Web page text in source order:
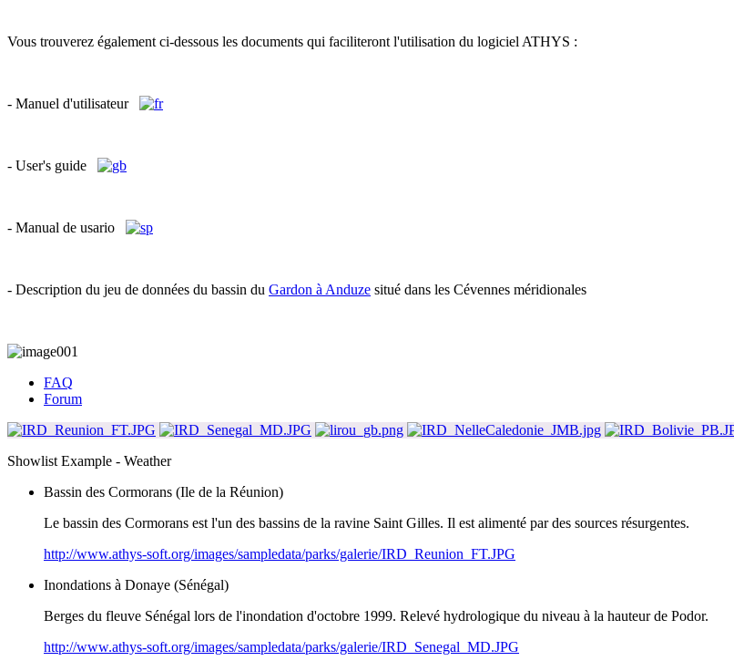
Vous trouverez également ci-dessous les documents qui faciliteront l'utilisation du logiciel ATHYS :
- Manuel d'utilisateur
- User's guide
- Manual de usario
- Description du jeu de données du bassin du Gardon à Anduze situé dans les Cévennes méridionales
FAQ
Forum
Showlist Example - Weather
Bassin des Cormorans (Ile de la Réunion)
Le bassin des Cormorans est l'un des bassins de la ravine Saint Gilles. Il est alimenté par des sources résurgentes.
http://www.athys-soft.org/images/sampledata/parks/galerie/IRD_Reunion_FT.JPG
Inondations à Donaye (Sénégal)
Berges du fleuve Sénégal lors de l'inondation d'octobre 1999. Relevé hydrologique du niveau à la hauteur de Podor.
http://www.athys-soft.org/images/sampledata/parks/galerie/IRD_Senegal_MD.JPG